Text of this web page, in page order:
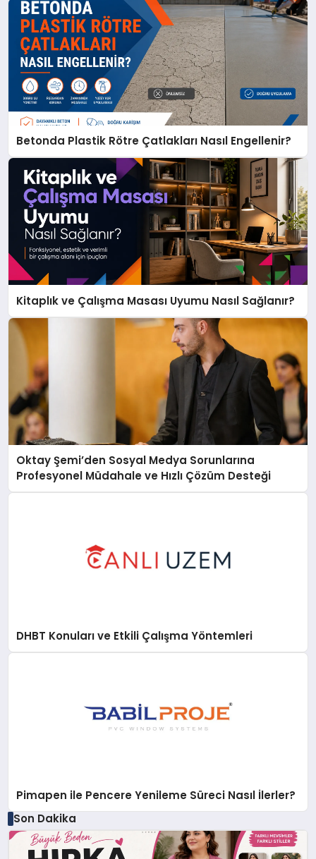
Betonda Plastik Rötre Çatlakları Nasıl Engellenir?
Kitaplık ve Çalışma Masası Uyumu Nasıl Sağlanır?
Oktay Şemi’den Sosyal Medya Sorunlarına
Profesyonel Müdahale ve Hızlı Çözüm Desteği
DHBT Konuları ve Etkili Çalışma Yöntemleri
Pimapen ile Pencere Yenileme Süreci Nasıl İlerler?
Son Dakika